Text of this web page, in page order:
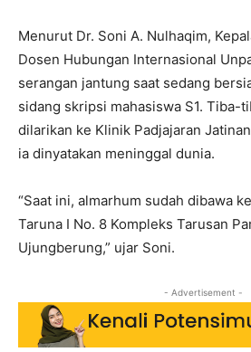
Menurut Dr. Soni A. Nulhaqim,
Dosen Hubungan Internasional
serangan jantung saat sedang
sidang skripsi mahasiswa S1. Tiba-
dilarikan ke Klinik Padjajaran
ia dinyatakan meninggal dunia.
“Saat ini, almarhum sudah dibawa
Taruna I No. 8 Kompleks Tarusan
Ujungberung,” ujar Soni.
- Advertisement -